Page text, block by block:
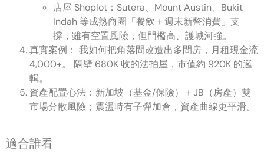
店屋 Shoplot：Sutera、Mount Austin、Bukit
Indah 等成熟商圈「餐飲＋週末新幣消費」支
撐，雖有空置風險，但門檻高、護城河強。
真實案例： 我如何把角落間改造出多間房，月租現金流
4,000+。 隔壁 680K 收的法拍屋，市值約 920K 的邏
輯。
資產配置心法：新加坡（基金/保險）＋JB（房產）雙
市場分散風險；震盪時有子彈加倉，資產曲線更平滑。
適合誰看